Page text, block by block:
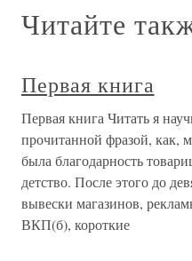
Читайте
Первая книга
Первая книга Читать я
прочитанной фразой, как,
была благодарность
детство. После этого до
вывески магазинов,
ВКП(б), короткие